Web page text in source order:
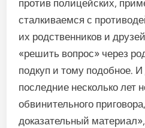
против полицейских,
сталкиваемся с
их родственников и
«решить вопрос» через
подкуп и тому подобное.
последние несколько лет
обвинительного
доказательный